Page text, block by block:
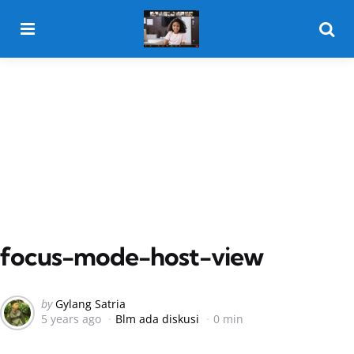
focus-mode-host-view
Posted
by
by Gylang Satria
5 years ago
Blm ada diskusi 0 min